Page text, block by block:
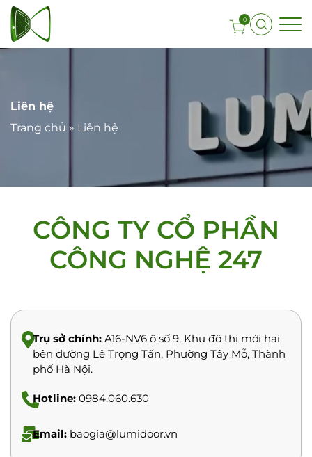
0
Liên hệ
Trang chủ » Liên hệ
CÔNG TY CỔ PHẦN
CÔNG NGHỆ 247
Trụ sở chính: A16-NV6 ô số 9, Khu đô thị mới hai
bên đường Lê Trọng Tấn, Phường Tây Mỗ, Thành
phố Hà Nội.
Hotline: 0984.060.630
Email: baogia@lumidoor.vn